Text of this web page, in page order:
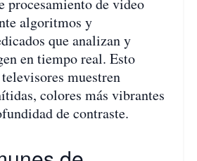
algoritmos y
que analizan y
en tiempo real. Esto
muestren
colores más vibrantes
de contraste.